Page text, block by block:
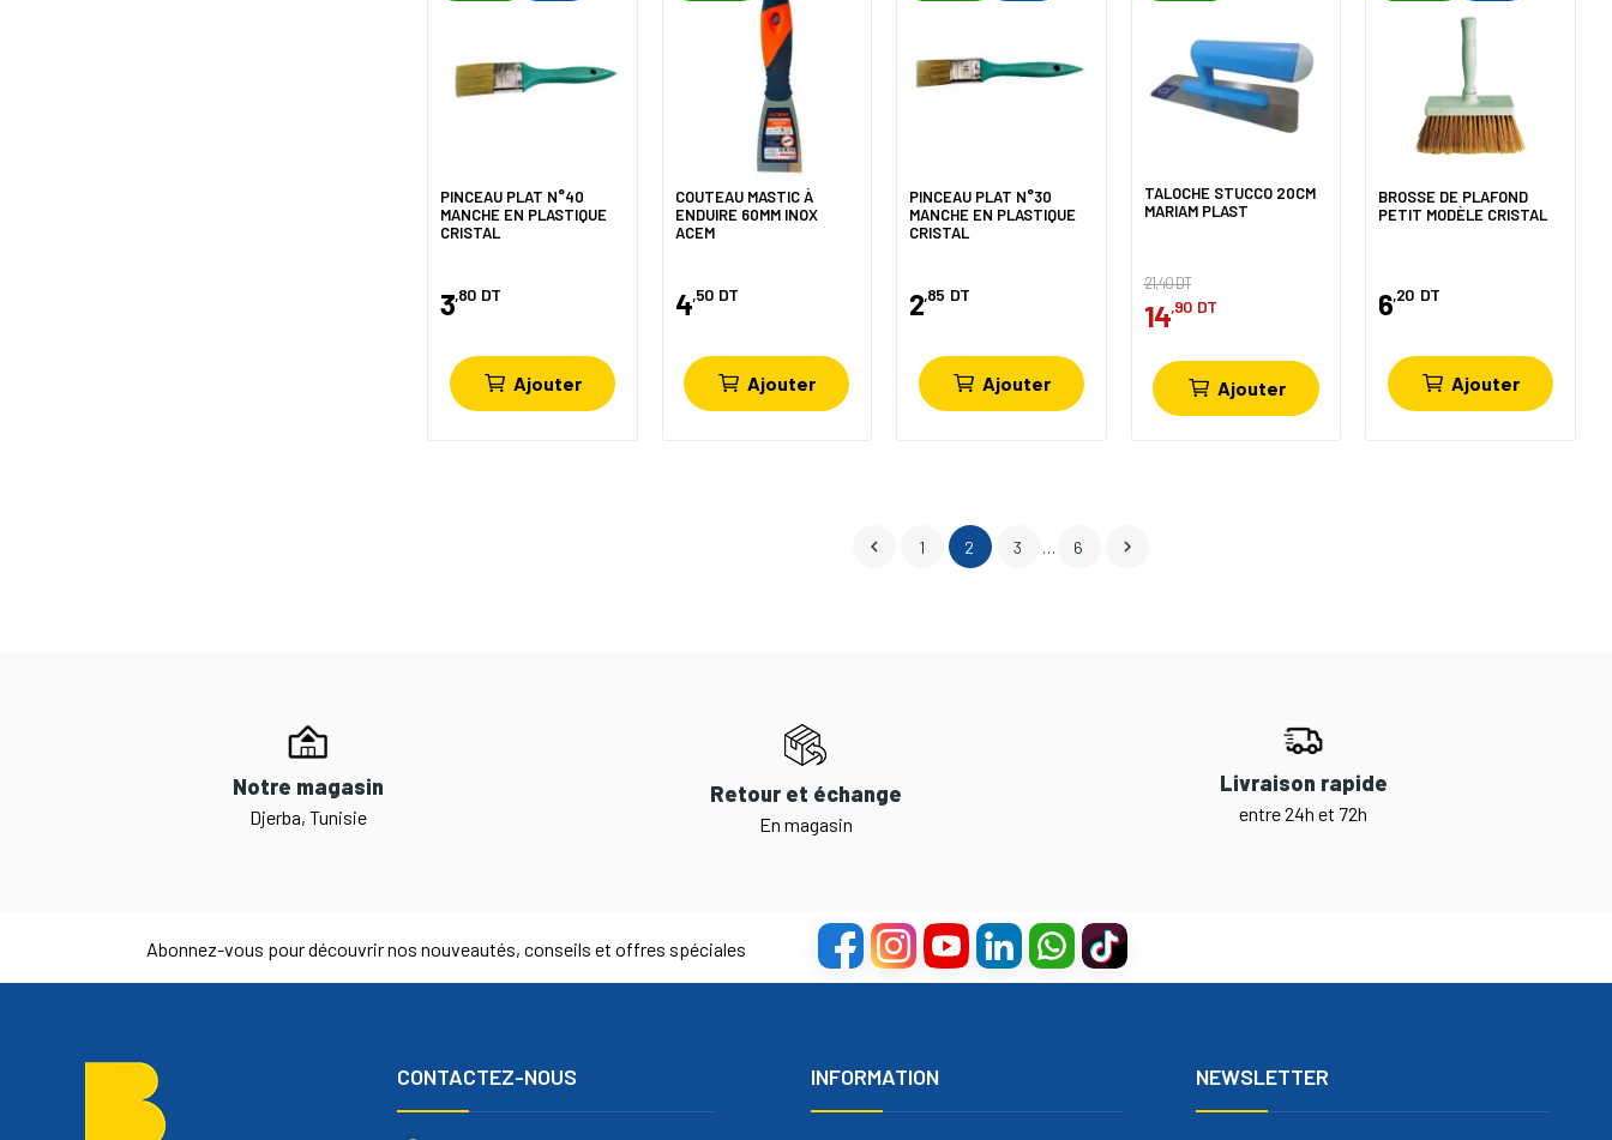
PINCEAU PLAT N°40
MANCHE EN PLASTIQUE
CRISTAL
3,80 DT
Ajouter
COUTEAU MASTIC À
ENDUIRE 60MM INOX
ACEM
4,50 DT
Ajouter
PINCEAU PLAT N°30
MANCHE EN PLASTIQUE
CRISTAL
2,85 DT
Ajouter
TALOCHE STUCCO 20CM
MARIAM PLAST
21,40 DT
14,90 DT
Ajouter
BROSSE DE PLAFOND
PETIT MODÈLE CRISTAL
6,20 DT
Ajouter
 1 2 3 … 6 
Notre magasin
Djerba, Tunisie
Retour et échange
En magasin
Livraison rapide
entre 24h et 72h
Abonnez-vous pour découvrir nos nouveautés, conseils et offres spéciales
CONTACTEZ-NOUS INFORMATION NEWSLETTER